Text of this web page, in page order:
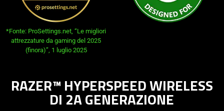
opens in new tab:
*Fonte: ProSettings.net, “Le migliori
attrezzature da gaming del 2025
(finora)”, 1 luglio 2025
RAZER™ HYPERSPEED WIRELESS
DI 2A GENERAZIONE